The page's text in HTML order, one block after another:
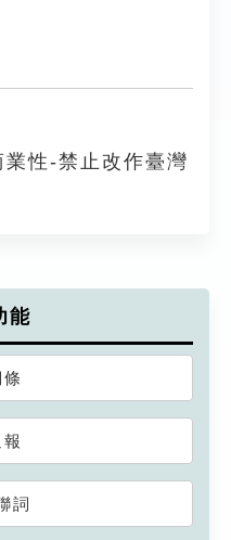
性-禁止改作臺灣
能
詞